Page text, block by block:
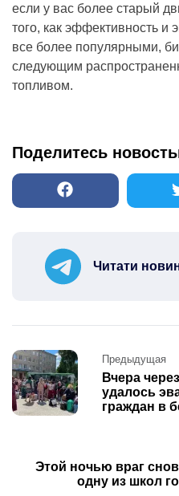
если у вас более старый
того, как эффективность и
все более популярными,
следующим
топливом.
Поделитесь
Читати
Post
navigation
Предыдущая
Вчера
удалось
граждан в
Этой ночью враг
одну из школ